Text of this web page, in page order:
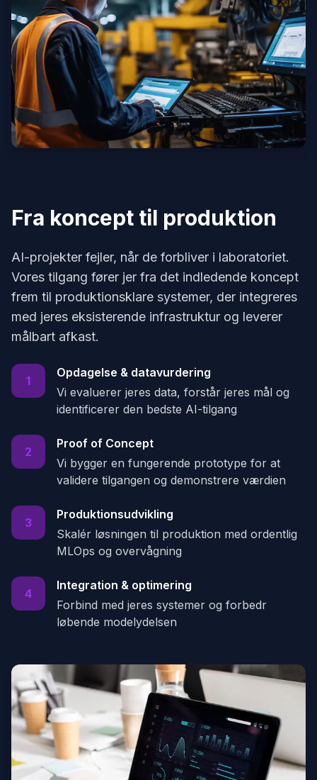
Fra koncept til produktion
AI-projekter fejler, når de forbliver i laboratoriet.
Vores tilgang fører jer fra det indledende koncept
frem til produktionsklare systemer, der integreres
med jeres eksisterende infrastruktur og leverer
målbart afkast.
1
Opdagelse & datavurdering
Vi evaluerer jeres data, forstår jeres mål og
identificerer den bedste AI-tilgang
2
Proof of Concept
Vi bygger en fungerende prototype for at
validere tilgangen og demonstrere værdien
3
Produktionsudvikling
Skalér løsningen til produktion med ordentlig
MLOps og overvågning
4
Integration & optimering
Forbind med jeres systemer og forbedr
løbende modelydelsen